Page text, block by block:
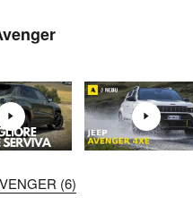
(6)